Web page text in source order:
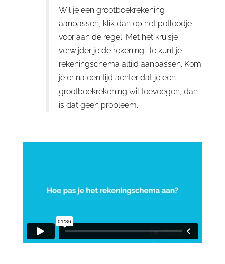
Wil je een grootboekrekening
aanpassen, klik dan op het potloodje
voor aan de regel. Met het kruisje
verwijder je de rekening. Je kunt je
rekeningschema altijd aanpassen. Kom
je er na een tijd achter dat je een
grootboekrekening wil toevoegen, dan
is dat geen probleem.